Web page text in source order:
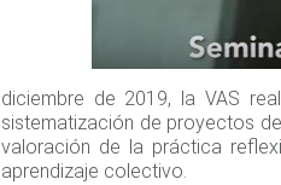
diciembre de 2019, la VAS
sistematización de proyectos
valoración de la práctica
aprendizaje colectivo.